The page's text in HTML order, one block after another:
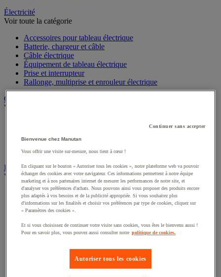
Électricité
Voir toute la catégorie
Accessoires pour tableau électrique
Batterie, chargeur et câble
Câble électrique
Équipement de tableau électrique
Prise et interrupteur
Rallonge, multiprise et enrouleur électrique
Graissage et lubrifiant
Voir toute la catégorie
Lubrifiant et dégrippant
Outils de graissage
Instrument de mesure
Voir toute la catégorie
Balance industrielle
Compteur et compteur-métreur
Dynamomètre
Instrument de mesure de laboratoire
Mesure de distance
Mesure de l'environnement
Continuer sans accepter
Bienvenue chez Manutan
Vous offrir une visite sur-mesure, nous tient à cœur !
En cliquant sur le bouton « Autoriser tous les cookies », notre plateforme web va pouvoir
échanger des cookies avec votre navigateur. Ces informations permettent à notre équipe
marketing et à nos partenaires internet de mesurer les performances de notre site, et
d'analyser vos préférences d'achats. Nous pouvons ainsi vous proposer des produits encore
plus adaptés à vos besoins et de la publicité appropriée. Si vous souhaitez plus
d'informations sur les finalités et choisir vos préférences par type de cookies, cliquez sur
« Paramètres des cookies ».
Et si vous choisissez de continuer votre visite sans cookies, vous êtes le bienvenu aussi !
Pour en savoir plus, vous pouvez aussi consulter notre politique de cookies.
Autoriser tous les cookies